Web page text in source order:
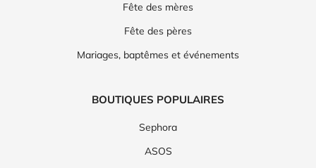
Fête des mères
Fête des pères
Mariages, baptêmes et événements
BOUTIQUES POPULAIRES
Sephora
ASOS